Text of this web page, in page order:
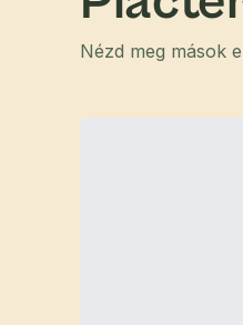
Nézd meg mások